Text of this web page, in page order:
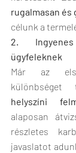
rugalmasan és
célunk a
2.
ügyfeleknek
Már az
különbséget
helyszíni
alaposan
részletes
javaslatot